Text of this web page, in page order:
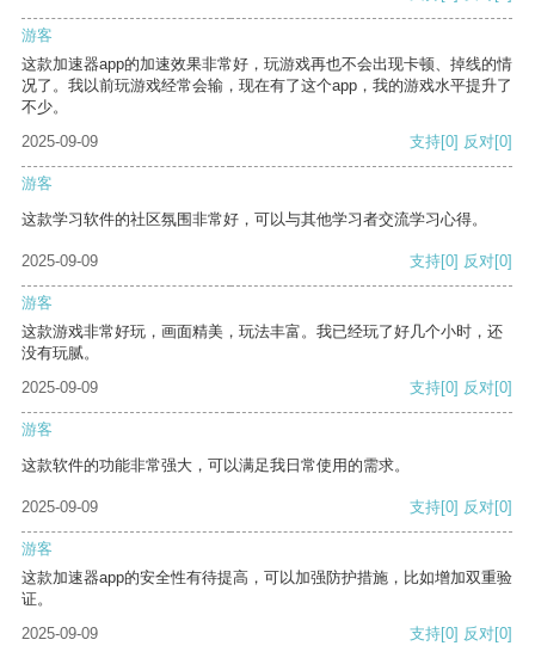
游客
这款加速器app的加速效果非常好，玩游戏再也不会出现卡顿、掉线的情
况了。我以前玩游戏经常会输，现在有了这个app，我的游戏水平提升了
不少。
2025-09-09
支持[0] 反对[0]
游客
这款学习软件的社区氛围非常好，可以与其他学习者交流学习心得。
2025-09-09 支持[0] 反对[0]
游客
这款游戏非常好玩，画面精美，玩法丰富。我已经玩了好几个小时，还
没有玩腻。
2025-09-09
支持[0] 反对[0]
游客
这款软件的功能非常强大，可以满足我日常使用的需求。
2025-09-09 支持[0] 反对[0]
游客
这款加速器app的安全性有待提高，可以加强防护措施，比如增加双重验
证。
2025-09-09
支持[0] 反对[0]